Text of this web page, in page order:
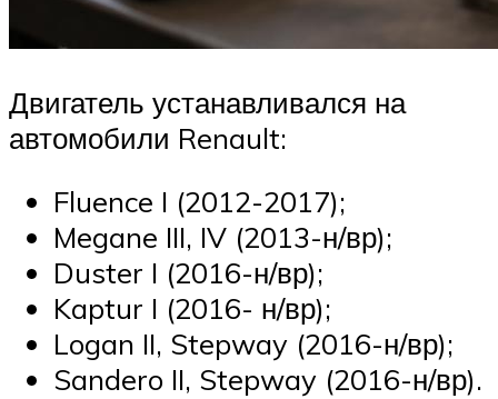
Двигатель устанавливался на
автомобили Renault:
Fluence I (2012-2017);
Megane III, IV (2013-н/вр);
Duster I (2016-н/вр);
Kaptur I (2016- н/вр);
Logan II, Stepway (2016-н/вр);
Sandero II, Stepway (2016-н/вр).